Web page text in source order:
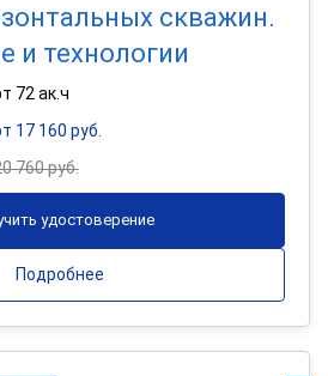
скважин.
и технологии
72 ак.ч
17 160 руб.
760 руб.
удостоверение
Подробнее